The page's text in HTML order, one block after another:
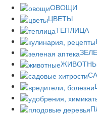
ОВОЩИ
ЦВЕТЫ
ТЕПЛИЦА